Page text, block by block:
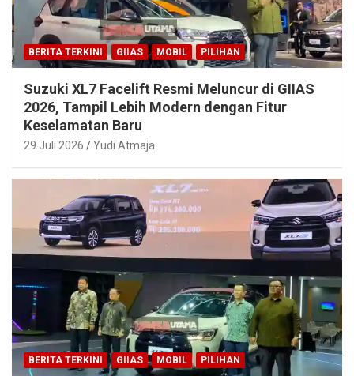
BERITA TERKINI GIIAS MOBIL PILIHAN
Suzuki XL7 Facelift Resmi Meluncur di GIIAS
2026, Tampil Lebih Modern dengan Fitur
Keselamatan Baru
29 Juli 2026 Yudi Atmaja
BERITA TERKINI GIIAS MOBIL PILIHAN